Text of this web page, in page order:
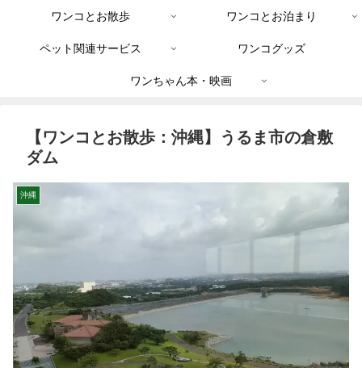
ワンコとお散歩 ワンコとお泊まり
ペット関連サービス ワンコグッズ
ワンちゃん本・映画
【ワンコとお散歩：沖縄】うるま市の倉敷
ダム
沖縄